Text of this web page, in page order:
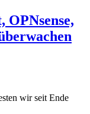
OPNsense,
wir seit Ende